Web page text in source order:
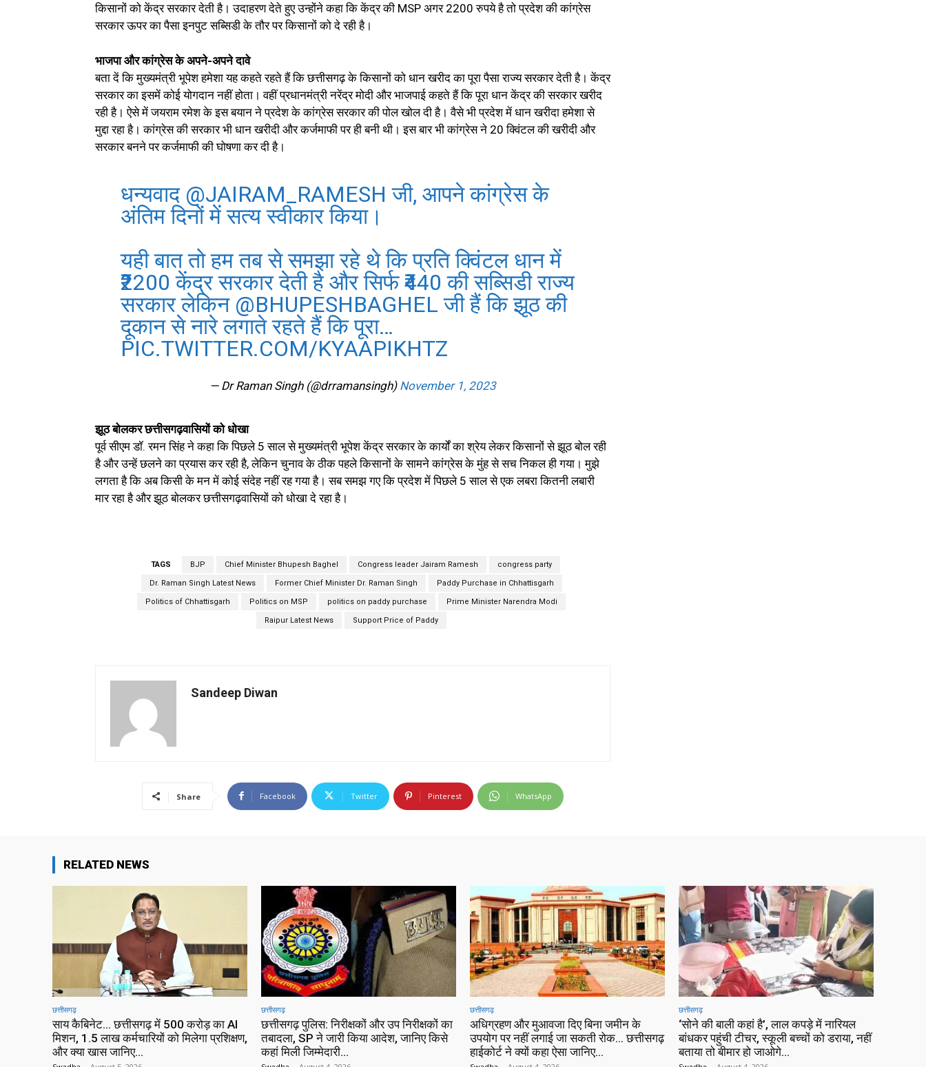
किसानों को केंद्र सरकार देती है। उदाहरण देते हुए उन्होंने कहा कि केंद्र की MSP अगर 2200 रुपये है तो प्रदेश की कांग्रेस
सरकार ऊपर का पैसा इनपुट सब्सिडी के तौर पर किसानों को दे रही है।
भाजपा और कांग्रेस के अपने-अपने दावे
बता दें कि मुख्यमंत्री भूपेश हमेशा यह कहते रहते हैं कि छत्तीसगढ़ के किसानों को धान खरीद का पूरा पैसा राज्य सरकार देती है। केंद्र
सरकार का इसमें कोई योगदान नहीं होता। वहीं प्रधानमंत्री नरेंद्र मोदी और भाजपाई कहते हैं कि पूरा धान केंद्र की सरकार खरीद
रही है। ऐसे में जयराम रमेश के इस बयान ने प्रदेश के कांग्रेस सरकार की पोल खोल दी है। वैसे भी प्रदेश में धान खरीदा हमेशा से
मुद्दा रहा है। कांग्रेस की सरकार भी धान खरीदी और कर्जमाफी पर ही बनी थी। इस बार भी कांग्रेस ने 20 क्विंटल की खरीदी और
सरकार बनने पर कर्जमाफी की घोषणा कर दी है।
धन्यवाद @JAIRAM_RAMESH जी, आपने कांग्रेस के
अंतिम दिनों में सत्य स्वीकार किया।
यही बात तो हम तब से समझा रहे थे कि प्रति क्विंटल धान में
₹2200 केंद्र सरकार देती है और सिर्फ ₹440 की सब्सिडी राज्य
सरकार लेकिन @BHUPESHBAGHEL जी हैं कि झूठ की
दूकान से नारे लगाते रहते हैं कि पूरा…
PIC.TWITTER.COM/KYAAPIKHTZ
— Dr Raman Singh (@drramansingh) November 1, 2023
झूठ बोलकर छत्तीसगढ़वासियों को धोखा
पूर्व सीएम डॉ. रमन सिंह ने कहा कि पिछले 5 साल से मुख्यमंत्री भूपेश केंद्र सरकार के कार्यों का श्रेय लेकर किसानों से झूठ बोल रही
है और उन्हें छलने का प्रयास कर रही है, लेकिन चुनाव के ठीक पहले किसानों के सामने कांग्रेस के मुंह से सच निकल ही गया। मुझे
लगता है कि अब किसी के मन में कोई संदेह नहीं रह गया है। सब समझ गए कि प्रदेश में पिछले 5 साल से एक लबरा कितनी लबारी
मार रहा है और झूठ बोलकर छत्तीसगढ़वासियों को धोखा दे रहा है।
TAGS BJP Chief Minister Bhupesh Baghel Congress leader Jairam Ramesh congress party
Dr. Raman Singh Latest News Former Chief Minister Dr. Raman Singh Paddy Purchase in Chhattisgarh
Politics of Chhattisgarh Politics on MSP politics on paddy purchase Prime Minister Narendra Modi
Raipur Latest News Support Price of Paddy
Sandeep Diwan
Share Facebook Twitter Pinterest WhatsApp
RELATED NEWS
छत्तीसगढ़
साय कैबिनेट… छत्तीसगढ़ में 500 करोड़ का AI
मिशन, 1.5 लाख कर्मचारियों को मिलेगा प्रशिक्षण,
और क्या खास जानिए…
छत्तीसगढ़
छत्तीसगढ़ पुलिस: निरीक्षकों और उप निरीक्षकों का
तबादला, SP ने जारी किया आदेश, जानिए किसे
कहां मिली जिम्मेदारी…
छत्तीसगढ़
अधिग्रहण और मुआवजा दिए बिना जमीन के
उपयोग पर नहीं लगाई जा सकती रोक… छत्तीसगढ़
हाईकोर्ट ने क्यों कहा ऐसा जानिए…
छत्तीसगढ़
‘सोने की बाली कहां है’, लाल कपड़े में नारियल
बांधकर पहुंची टीचर, स्कूली बच्चों को डराया, नहीं
बताया तो बीमार हो जाओगे…